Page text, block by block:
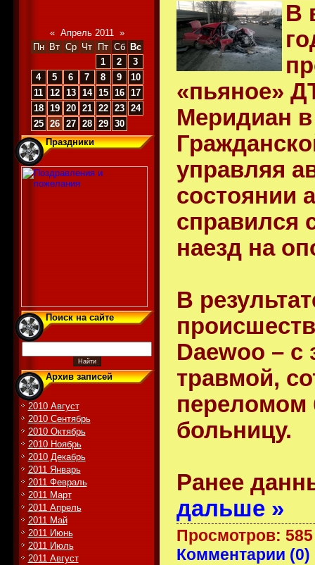
« Апрель 2011 »
Пн
Вт Ср Чт Пт Сб
Вс
1
2
3
4
5 6 7 8 9
10
11
12 13 14 15 16
17
18
19 20 21 22 23
24
25
26 27 28 29
30
Праздники
Поиск на сайте
Архив записей
2010 Август
2010 Сентябрь
2010 Октябрь
2010 Ноябрь
2010 Декабрь
2011 Январь
2011 Февраль
2011 Март
2011 Апрель
2011 Май
2011 Июнь
2011 Июль
2011 Август
В
«пьяное»
Меридиан
управляя
состоянии
справился
наезд на
В
Daewoo – с
травмой,
переломом
больницу.
Ранее
дальше »
Просмотров:
Комментарии (0)